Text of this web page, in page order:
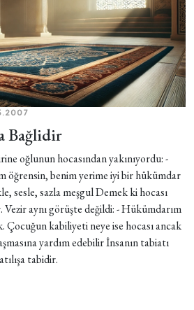
Bağlidir
oğlunun hocasından yakınıyordu: -
öğrensin, benim yerime iyi bir hükümdar
sesle, sazla meşgul Demek ki hocası
aynı görüşte değildi: - Hükümdarım
Çocuğun kabiliyeti neye ise hocası ancak
yardım edebilir İnsanın tabiatı
tabidir.